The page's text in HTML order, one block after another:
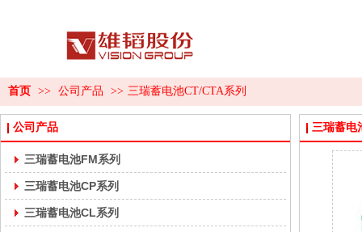
首页 >> 公司产品 >> 三瑞蓄电池CT/CTA系列
公司产品
三瑞蓄电池FM系列
三瑞蓄电池CP系列
三瑞蓄电池CL系列
三瑞蓄电